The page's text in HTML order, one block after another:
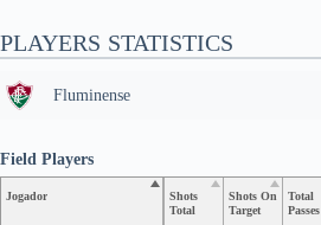
PLAYERS STATISTICS
Fluminense
Jogador
Shots
Total
Shots On
Target
Total
Passes
Field Players